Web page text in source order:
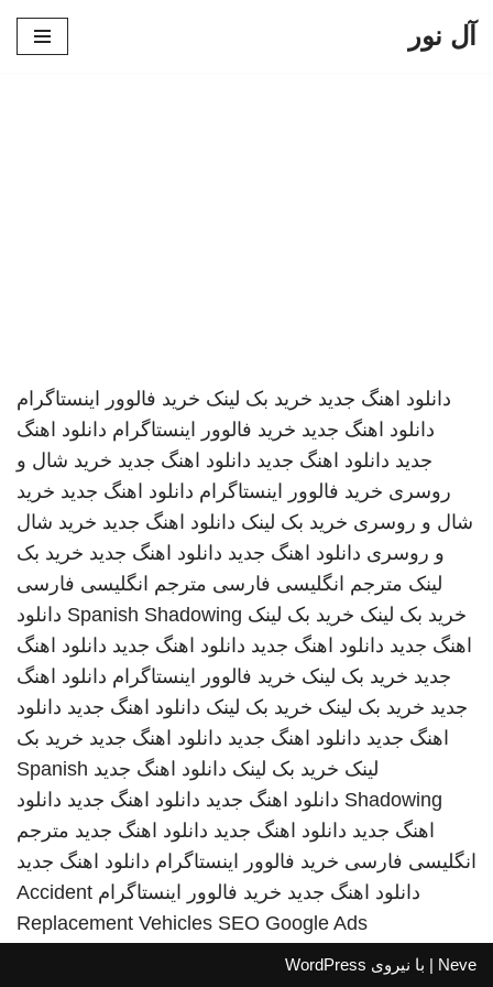
آل نور
دانلود اهنگ جدید خرید بک لینک خرید فالوور اینستاگرام
دانلود اهنگ جدید خرید فالوور اینستاگرام دانلود اهنگ
جدید دانلود اهنگ جدید دانلود اهنگ جدید خرید شال و
روسری خرید فالوور اینستاگرام دانلود اهنگ جدید خرید
شال و روسری خرید بک لینک دانلود اهنگ جدید خرید شال
و روسری دانلود اهنگ جدید دانلود اهنگ جدید خرید بک
لینک مترجم انگلیسی فارسی مترجم انگلیسی فارسی
خرید بک لینک خرید بک لینک Spanish Shadowing دانلود
اهنگ جدید دانلود اهنگ جدید دانلود اهنگ جدید دانلود اهنگ
جدید خرید بک لینک خرید فالوور اینستاگرام دانلود اهنگ
جدید خرید بک لینک خرید بک لینک دانلود اهنگ جدید دانلود
اهنگ جدید دانلود اهنگ جدید دانلود اهنگ جدید خرید بک
لینک خرید بک لینک دانلود اهنگ جدید Spanish
Shadowing دانلود اهنگ جدید دانلود اهنگ جدید دانلود
اهنگ جدید دانلود اهنگ جدید دانلود اهنگ جدید مترجم
انگلیسی فارسی خرید فالوور اینستاگرام دانلود اهنگ جدید
دانلود اهنگ جدید خرید فالوور اینستاگرام Accident
Replacement Vehicles SEO Google Ads
Neve | با نیروی WordPress